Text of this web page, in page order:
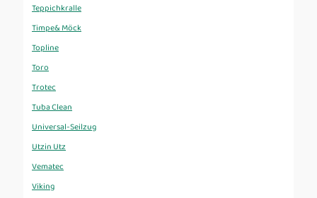
Teppichkralle
Timpe& Möck
Topline
Toro
Trotec
Tuba Clean
Universal-Seilzug
Utzin Utz
Vematec
Viking